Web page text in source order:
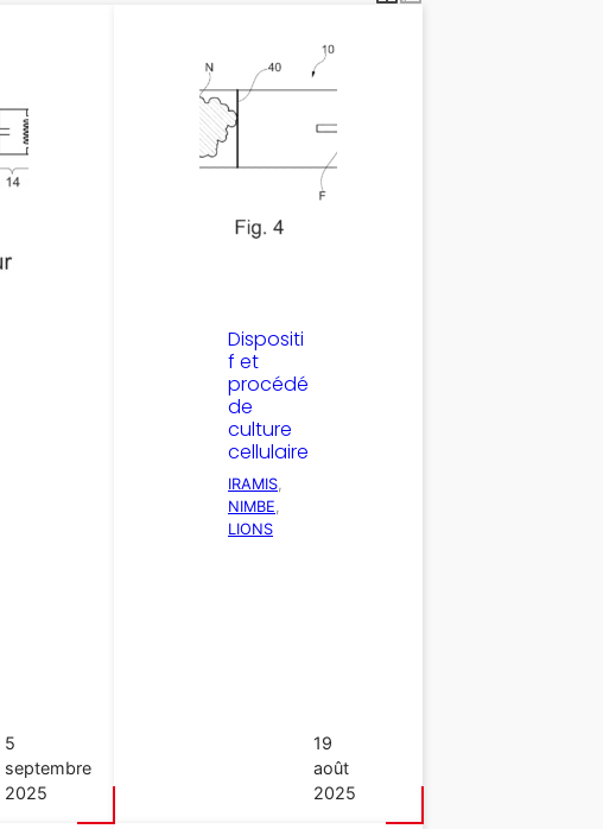
5
septembre
2025
Dispositi
f et
procédé
de
culture
cellulaire
IRAMIS
NIMBE
LIONS
19
août
2025